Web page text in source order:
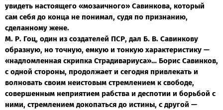
увидеть настоящего «мозаичного» Савинкова, который
сам себя до конца не понимал, судя по признанию,
сделанному жене.
М. Р. Гоц, один из создателей ПСР, дал Б. В. Савинкову
образную, но точную, емкую и тонкую характеристику —
«надломленная скрипка Страдивариуса»… Борис Савинков,
с одной стороны, продолжает и сегодня привлекать и
волновать своим неистовым стремлением к свободе,
совершенным неприятием рабства и деспотии и борьбой с
ними, стремлением докопаться до истины, с другой —